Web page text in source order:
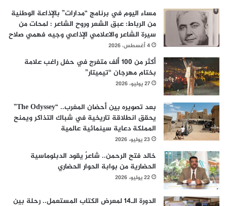
مساء اليوم في برنامج “مدارات” بالإذاعة الوطنية
من الرباط: عبق الشعر وروح الشاعر : لمحات من
سيرة الشاعر والاعلامي الإذاعي وجيه فهمي صلاح
4 أغسطس، 2026
أكثر من 100 ألف متفرج في حفل راغب علامة
بختام مهرجان “تيميتار”
27 يوليو، 2026
بعد تصويره بين أحضان المغرب.. “The Odyssey”
يحقق انطلاقة تاريخية في شباك التذاكر ويمنح
المملكة دعاية سينمائية عالمية
23 يوليو، 2026
خالد فتح الرحمن.. شاعرٌ يقود الدبلوماسية
الحضارية من بوابة الحوار الحضاري
22 يوليو، 2026
الدورة الـ14 لمعرض الكتاب المستعمل.. رحلة بين